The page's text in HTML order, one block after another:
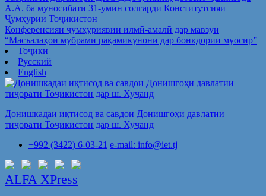
А.А. ба муносибати 31-умин солгарди Конститутсияи
Ҷумҳурии Тоҷикистон
Конференсияи ҷумҳуриявии илмӣ-амалӣ дар мавзуи
“Масъалаҳои мубрами рақамикунонӣ дар бонкдории муосир”
Тоҷикӣ
Русский
English
Донишкадаи иқтисод ва савдои Донишгоҳи давлатии
тиҷорати Тоҷикистон дар ш. Хуҷанд
+992 (3422) 6-03-21 e-mail: info@iet.tj
ALFA XPress